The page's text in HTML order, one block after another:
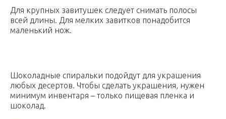
Для крупных завитушек следует снимать полосы
всей длины. Для мелких завитков понадобится
маленький нож.
Шоколадные спиральки подойдут для украшения
любых десертов. Чтобы сделать украшения, нужен
минимум инвентаря – только пищевая пленка и
шоколад.